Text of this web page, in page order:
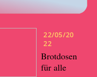
22/05/20
22
Brotdosen
für alle